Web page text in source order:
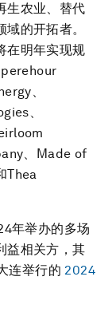
生农业、替代
的开拓者。
在明年实现规
、
、
、Made of
Thea
年举办的多场
益相关方，其
连举行的2024